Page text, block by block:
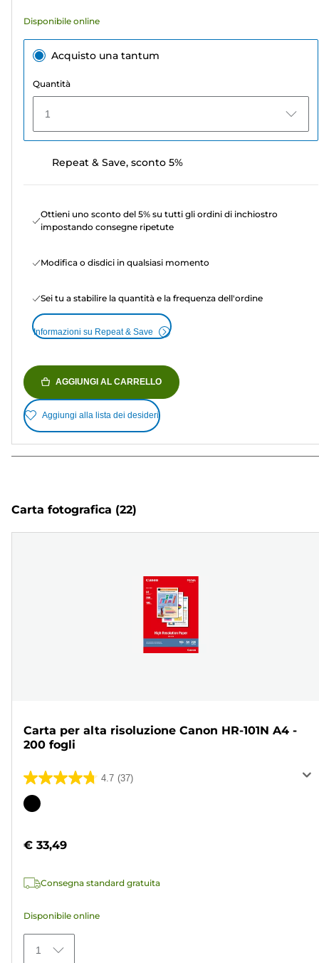
Disponibile online
Acquisto una tantum
Quantità
1
Repeat & Save, sconto 5%
Ottieni uno sconto del 5% su tutti gli ordini di inchiostro
impostando consegne ripetute
Modifica o disdici in qualsiasi momento
Sei tu a stabilire la quantità e la frequenza dell'ordine
Informazioni su Repeat & Save
AGGIUNGI AL CARRELLO
Aggiungi alla lista dei desideri
Carta fotografica (22)
Carta per alta risoluzione Canon HR-101N A4 -
200 fogli
4.7 (37)
4.7
su
37
Cartuccia
colori
€ 33,49
Consegna standard gratuita
Disponibile online
1